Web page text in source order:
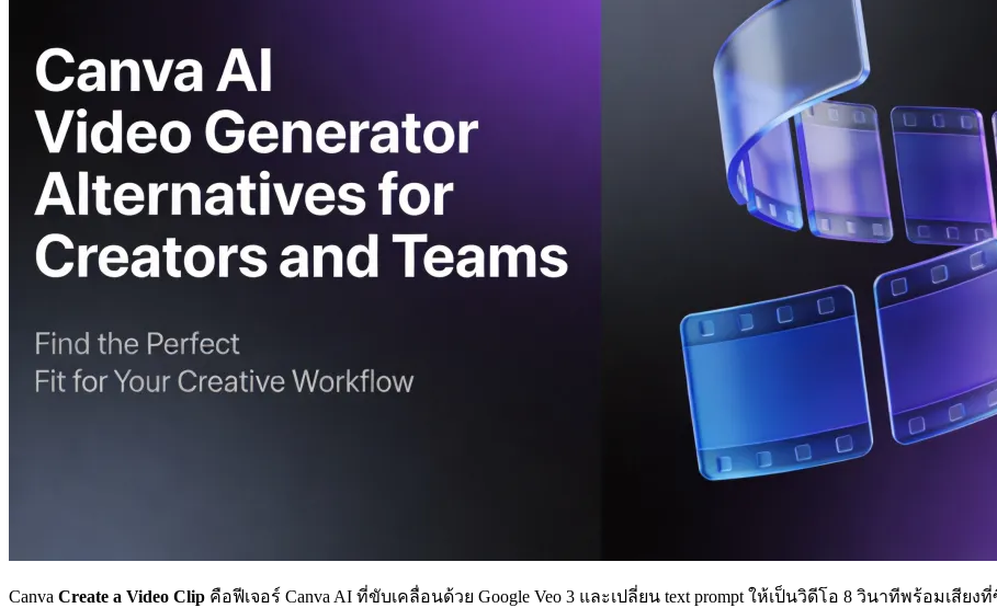
Canva Create a Video Clip คือฟีเจอร์ Canva AI ที่ขับเคลื่อนด้วย Google Veo 3 และเปลี่ยน text prompt ให้เป็นวิดีโอ 8 วินาทีพร้อมเสี